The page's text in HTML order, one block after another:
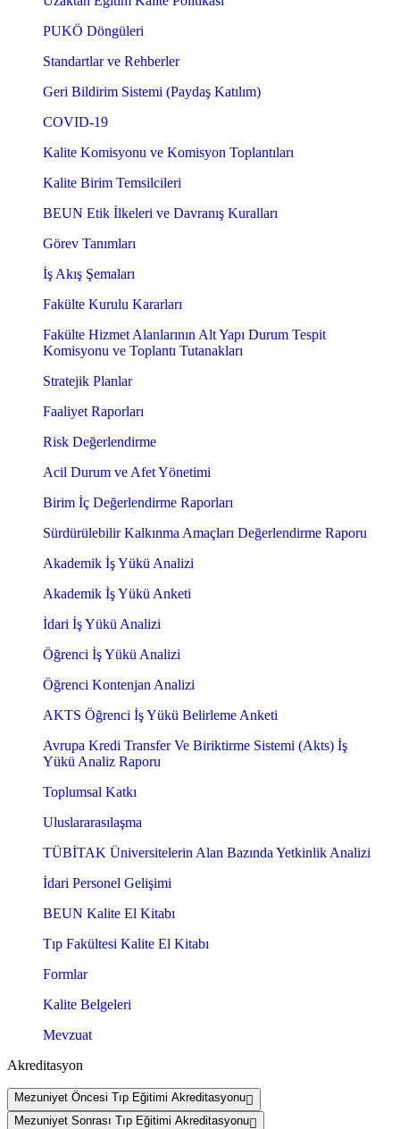
PUKÖ Döngüleri
Standartlar ve Rehberler
Geri Bildirim Sistemi (Paydaş Katılım)
COVID-19
Kalite Komisyonu ve Komisyon Toplantıları
Kalite Birim Temsilcileri
BEUN Etik İlkeleri ve Davranış Kuralları
Görev Tanımları
İş Akış Şemaları
Fakülte Kurulu Kararları
Fakülte Hizmet Alanlarının Alt Yapı Durum Tespit
Komisyonu ve Toplantı Tutanakları
Stratejik Planlar
Faaliyet Raporları
Risk Değerlendirme
Acil Durum ve Afet Yönetimi
Birim İç Değerlendirme Raporları
Sürdürülebilir Kalkınma Amaçları Değerlendirme Raporu
Akademik İş Yükü Analizi
Akademik İş Yükü Anketi
İdari İş Yükü Analizi
Öğrenci İş Yükü Analizi
Öğrenci Kontenjan Analizi
AKTS Öğrenci İş Yükü Belirleme Anketi
Avrupa Kredi Transfer Ve Biriktirme Sistemi (Akts) İş
Yükü Analiz Raporu
Toplumsal Katkı
Uluslararasılaşma
TÜBİTAK Üniversitelerin Alan Bazında Yetkinlik Analizi
İdari Personel Gelişimi
BEUN Kalite El Kitabı
Tıp Fakültesi Kalite El Kitabı
Formlar
Kalite Belgeleri
Mevzuat
Akreditasyon
Mezuniyet Öncesi Tıp Eğitimi Akreditasyonu
Mezuniyet Sonrası Tıp Eğitimi Akreditasyonu